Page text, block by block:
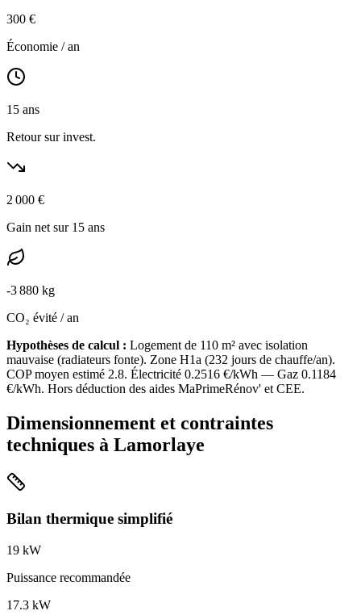
300 €
Économie / an
15 ans
Retour sur invest.
2 000 €
Gain net sur 15 ans
-3 880 kg
CO₂ évité / an
Hypothèses de calcul : Logement de 110 m² avec isolation
mauvaise (radiateurs fonte). Zone H1a (232 jours de chauffe/an).
COP moyen estimé 2.8. Électricité 0.2516 €/kWh — Gaz 0.1184
€/kWh. Hors déduction des aides MaPrimeRénov' et CEE.
Dimensionnement et contraintes
techniques à Lamorlaye
Bilan thermique simplifié
19 kW
Puissance recommandée
17.3 kW